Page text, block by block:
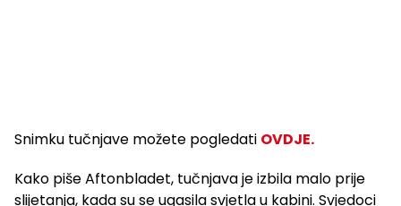
Snimku tučnjave možete pogledati OVDJE.
Kako piše Aftonbladet, tučnjava je izbila malo prije
slijetanja, kada su se ugasila svjetla u kabini. Svjedoci